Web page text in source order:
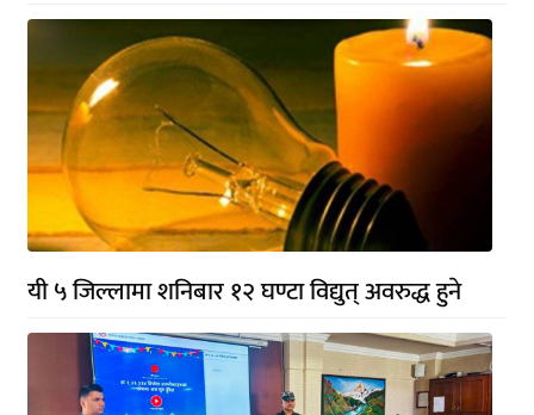
यी ५ जिल्लामा शनिबार १२ घण्टा विद्युत् अवरुद्ध हुने